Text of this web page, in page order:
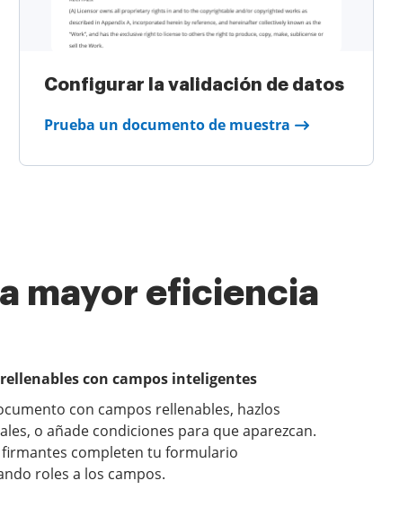
Configurar la validación de datos
Prueba un documento de muestra
mayor eficiencia
con campos inteligentes
con campos rellenables, hazlos
o añade condiciones para que aparezcan.
completen tu formulario
roles a los campos.